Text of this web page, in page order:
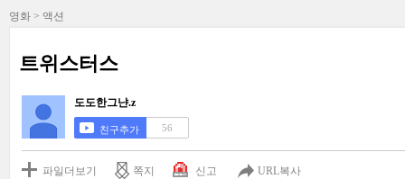
영화 > 액션
트위스터스
도도한그냔.z
친구추가 56
파일더보기 쪽지 신고 URL복사